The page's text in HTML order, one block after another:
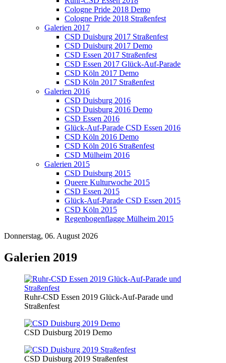
Cologne Pride 2018 Demo
Cologne Pride 2018 Straßenfest
Galerien 2017
CSD Duisburg 2017 Straßenfest
CSD Duisburg 2017 Demo
CSD Essen 2017 Straßenfest
CSD Essen 2017 Glück-Auf-Parade
CSD Köln 2017 Demo
CSD Köln 2017 Straßenfest
Galerien 2016
CSD Duisburg 2016
CSD Duisburg 2016 Demo
CSD Essen 2016
Glück-Auf-Parade CSD Essen 2016
CSD Köln 2016 Demo
CSD Köln 2016 Straßenfest
CSD Mülheim 2016
Galerien 2015
CSD Duisburg 2015
Queere Kulturwoche 2015
CSD Essen 2015
Glück-Auf-Parade CSD Essen 2015
CSD Köln 2015
Regenbogenflagge Mülheim 2015
Donnerstag, 06. August 2026
Galerien 2019
Ruhr-CSD Essen 2019 Glück-Auf-Parade und
Straßenfest
CSD Duisburg 2019 Demo
CSD Duisburg 2019 Straßenfest